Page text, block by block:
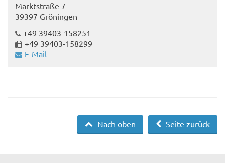
Marktstraße 7
39397 Gröningen
+49 39403-158251
+49 39403-158299
E-Mail
Seite zurück
Nach oben